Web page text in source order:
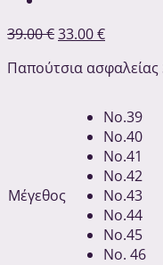
39.00€33.00€
Παπούτσια ασφαλείας
Μέγεθος
No.39
No.40
No.41
No.42
No.43
No.44
No.45
No. 46